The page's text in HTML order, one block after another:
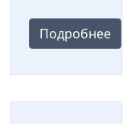
Подробнее